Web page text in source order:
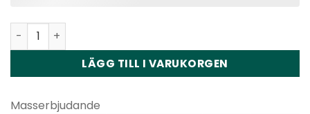
Happ Bar SH150K 2in1 Disposable Vape Wholesale
LÄGG TILL I VARUKORGEN
Masserbjudande